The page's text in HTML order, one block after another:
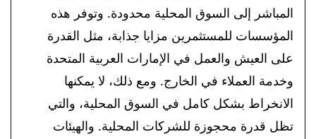
المباشر إلى السوق المحلية محدودة. وتوفر هذه
المؤسسات للمستثمرين مزايا جذابة، مثل القدرة
على العيش والعمل في الإمارات العربية المتحدة
وخدمة العملاء في الخارج. ومع ذلك، لا يمكنها
الانخراط بشكل كامل في السوق المحلية، والتي
تظل قدرة محجوزة للشركات المحلية. والهيئات